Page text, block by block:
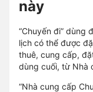
này
“Chuyến đi” dùng
lịch có thể được
thuê, cung cấp,
dùng cuối, từ Nhà
“Nhà cung cấp